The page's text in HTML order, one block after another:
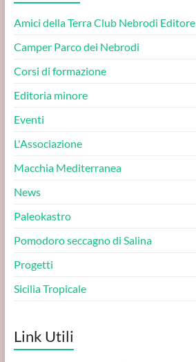
Amici della Terra Club Nebrodi Editore
Camper Parco dei Nebrodi
Corsi di formazione
Editoria minore
Eventi
L'Associazione
Macchia Mediterranea
News
Paleokastro
Pomodoro seccagno di Salina
Progetti
Sicilia Tropicale
Link Utili